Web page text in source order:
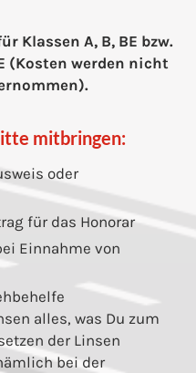
Klassen A, B, BE bzw.
(Kosten werden nicht
mitbringen:
oder
für das Honorar
Einnahme von
alles, was Du zum
der Linsen
bei der